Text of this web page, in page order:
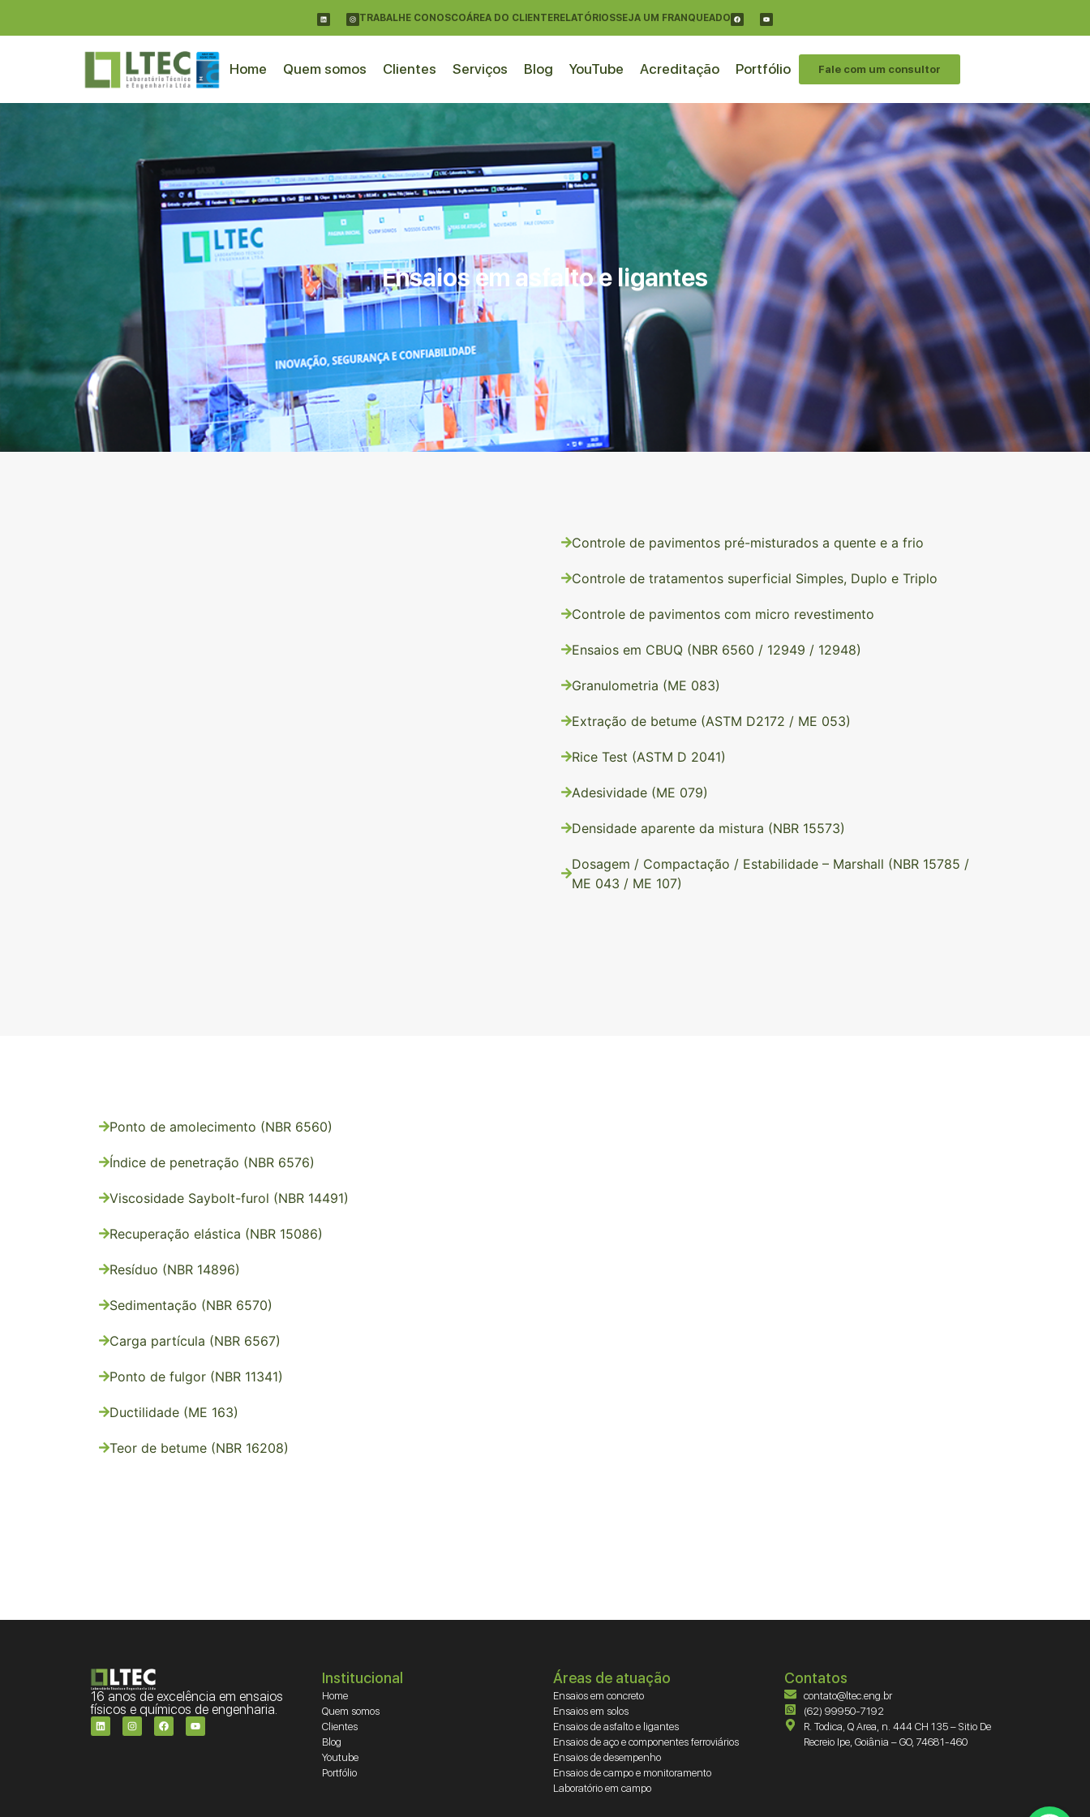
TRABALHE CONOSCOÁREA DO CLIENTERELATÓRIOSSEJA UM FRANQUEADO
Home Quem somos Clientes Serviços Blog YouTube Acreditação Portfólio Fale com um consultor
Ensaios em asfalto e ligantes
Controle de pavimentos pré-misturados a quente e a frio
Controle de tratamentos superficial Simples, Duplo e Triplo
Controle de pavimentos com micro revestimento
Ensaios em CBUQ (NBR 6560 / 12949 / 12948)
Granulometria (ME 083)
Extração de betume (ASTM D2172 / ME 053)
Rice Test (ASTM D 2041)
Adesividade (ME 079)
Densidade aparente da mistura (NBR 15573)
Dosagem / Compactação / Estabilidade – Marshall (NBR 15785 /
ME 043 / ME 107)
Ponto de amolecimento (NBR 6560)
Índice de penetração (NBR 6576)
Viscosidade Saybolt-furol (NBR 14491)
Recuperação elástica (NBR 15086)
Resíduo (NBR 14896)
Sedimentação (NBR 6570)
Carga partícula (NBR 6567)
Ponto de fulgor (NBR 11341)
Ductilidade (ME 163)
Teor de betume (NBR 16208)
16 anos de excelência em ensaios
físicos e químicos de engenharia.
Institucional
Home
Quem somos
Clientes
Blog
Youtube
Portfólio
Áreas de atuação
Ensaios em concreto
Ensaios em solos
Ensaios de asfalto e ligantes
Ensaios de aço e componentes ferroviários
Ensaios de desempenho
Ensaios de campo e monitoramento
Laboratório em campo
Contatos
contato@ltec.eng.br
(62) 99950-7192
R. Todica, Q Area, n. 444 CH 135 – Sitio De
Recreio Ipe, Goiânia – GO, 74681-460